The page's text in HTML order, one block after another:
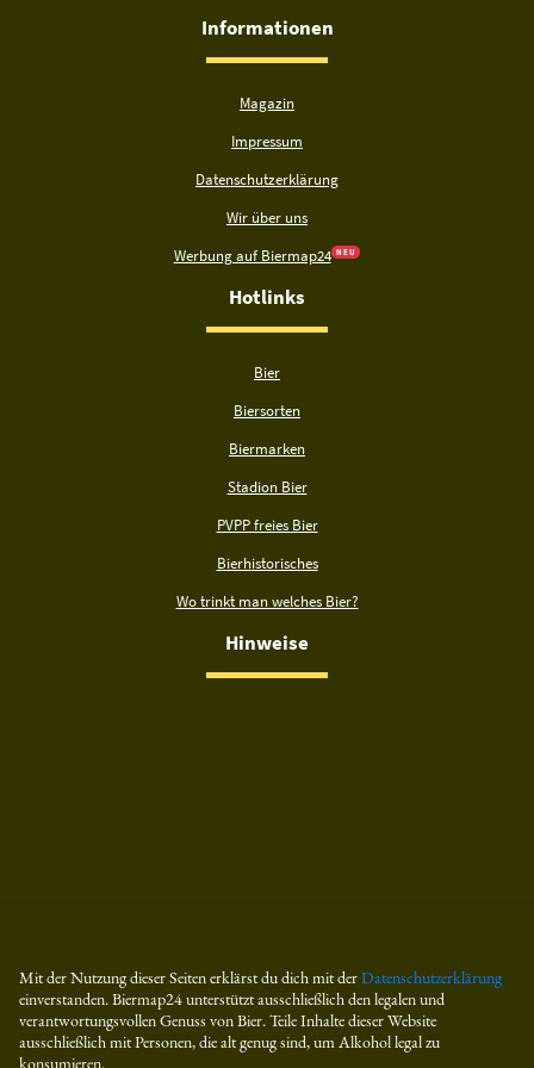
Informationen
Magazin
Impressum
Datenschutzerklärung
Wir über uns
Werbung auf Biermap24 N E U
Hotlinks
Bier
Biersorten
Biermarken
Stadion Bier
PVPP freies Bier
Bierhistorisches
Wo trinkt man welches Bier?
Hinweise
Mit der Nutzung dieser Seiten erklärst du dich mit derDatenschutzerklärung
einverstanden. Biermap24 unterstützt ausschließlich den legalen und
verantwortungsvollen Genuss von Bier. Teile Inhalte dieser Website
ausschließlich mit Personen, die alt genug sind, um Alkohol legal zu
konsumieren.